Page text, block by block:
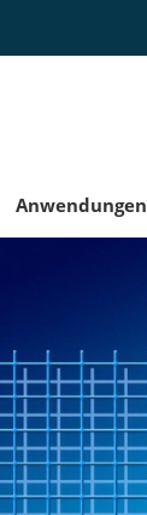
Anwendungen